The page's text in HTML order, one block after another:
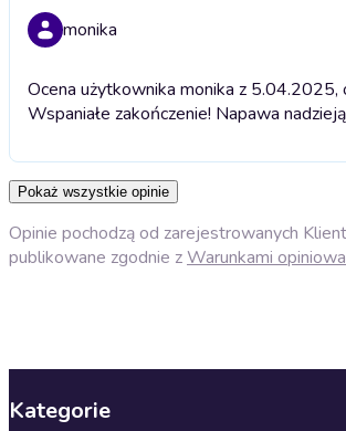
monika
Ocena użytkownika monika z 5.04.2025,
Wspaniałe zakończenie! Napawa
Pokaż wszystkie opinie
Opinie pochodzą od zarejestrowanych
publikowane zgodnie zWarunkami
Kategorie